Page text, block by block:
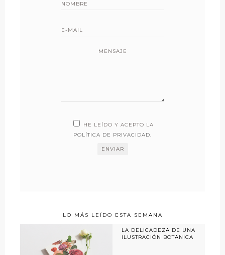
MENSAJE
HE LEÍDO Y ACEPTO LA
POLÍTICA DE PRIVACIDAD
LO MÁS LEÍDO ESTA SEMANA
LA DELICADEZA DE UNA
ILUSTRACIÓN BOTÁNICA